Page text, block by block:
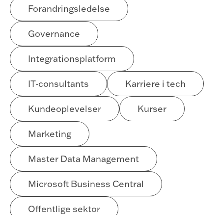
Forandringsledelse
Governance
Integrationsplatform
IT-consultants Karriere i tech
Kundeoplevelser Kurser
Marketing
Master Data Management
Microsoft Business Central
Offentlige sektor